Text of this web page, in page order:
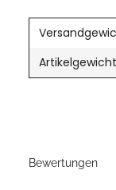
Bewertungen